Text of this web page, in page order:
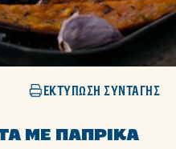
ΕΚΤΎΠΩΣΗ ΣΥΝΤΑΓΉΣ
ΜΕ ΠΆΠΡΙΚΑ